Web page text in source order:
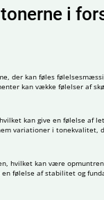
i
der kan føles
kan vække følelser af
kan give en følelse af
variationer i tonekvalitet,
hvilket kan være
følelse af stabilitet og